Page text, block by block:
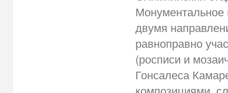
Монументальное
двумя
равноправно
(росписи и
Гонсалеса